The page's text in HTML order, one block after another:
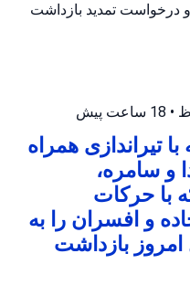
درخواست تمدید بازداشت
• 18 ساعت پیش
تیراندازی همراه
و سامره،
با حرکات
و افسران را به
امروز بازداشت